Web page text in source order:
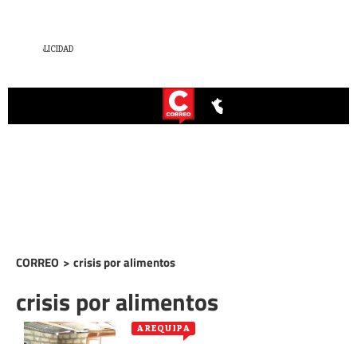
CORREO > crisis por alimentos
crisis por alimentos
AREQUIPA